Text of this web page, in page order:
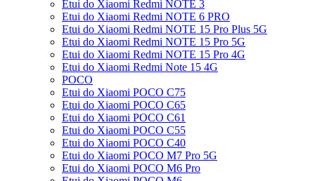
Etui do Xiaomi Redmi NOTE 3
Etui do Xiaomi Redmi NOTE 6 PRO
Etui do Xiaomi Redmi NOTE 15 Pro Plus 5G
Etui do Xiaomi Redmi NOTE 15 Pro 5G
Etui do Xiaomi Redmi NOTE 15 Pro 4G
Etui do Xiaomi Redmi Note 15 4G
POCO
Etui do Xiaomi POCO C75
Etui do Xiaomi POCO C65
Etui do Xiaomi POCO C61
Etui do Xiaomi POCO C55
Etui do Xiaomi POCO C40
Etui do Xiaomi POCO M7 Pro 5G
Etui do Xiaomi POCO M6 Pro